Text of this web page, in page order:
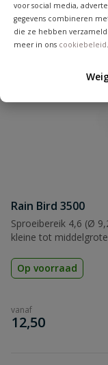
voor social media,
gegevens combineren
die ze hebben verzameld
meer in ons cookiebeleid.
Naam
Samenvatting
Beoordeling
Rain Bird 3500
Sproeibereik 4,6 (Ø
kleine tot
Op voorraad
vanaf
€
12,50